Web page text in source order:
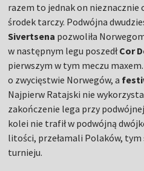
razem to jednak on nieznacznie
środek tarczy. Podwójna
Sivertsena pozwoliła
w następnym legu poszedłCor
pierwszym w tym meczu
o zwycięstwie Norwegów, a
Najpierw Ratajski nie
zakończenie lega przy
kolei nie trafił w podwójną
litości, przełamali Polaków,
turnieju.